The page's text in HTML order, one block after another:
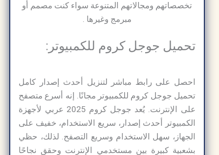
تخصصاتهم ومجالاتهم المتنوعة سواء كنت مصمم أو
مبرمج وغيرها .
تحميل جوجل كروم للكمبيوتر:
احصل على رابط مباشر لتنزيل أحدث إصدار كامل
تحميل جوجل كروم للكمبيوتر مجانًا. إنه أسرع متصفح
على الإنترنت. يُعد جوجل كروم 2025 عربي لأجهزة
الكمبيوتر أحدث إصدار، سريع الاستخدام، خفيف على
الجهاز، سهل الاستخدام وسريع التصفح. لذلك، حظي
بشعبية كبيرة بين مستخدمي الإنترنت وحقق نجاحًا